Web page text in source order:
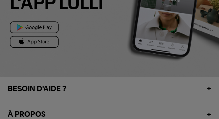
L'APP LULLI
BESOIN D'AIDE ?
À PROPOS